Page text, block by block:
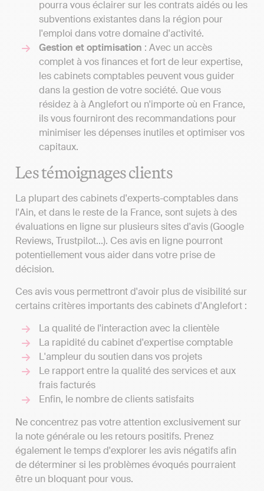
pourra vous éclairer sur les contrats aidés ou les
subventions existantes dans la région pour
l'emploi dans votre domaine d'activité.
Gestion et optimisation : Avec un accès
complet à vos finances et fort de leur expertise,
les cabinets comptables peuvent vous guider
dans la gestion de votre société. Que vous
résidez à à Anglefort ou n'importe où en France,
ils vous fourniront des recommandations pour
minimiser les dépenses inutiles et optimiser vos
capitaux.
Les témoignages clients
La plupart des cabinets d'experts-comptables dans
l'Ain, et dans le reste de la France, sont sujets à des
évaluations en ligne sur plusieurs sites d'avis (Google
Reviews, Trustpilot...). Ces avis en ligne pourront
potentiellement vous aider dans votre prise de
décision.
Ces avis vous permettront d'avoir plus de visibilité sur
certains critères importants des cabinets d'Anglefort :
La qualité de l'interaction avec la clientèle
La rapidité du cabinet d'expertise comptable
L'ampleur du soutien dans vos projets
Le rapport entre la qualité des services et aux
frais facturés
Enfin, le nombre de clients satisfaits
Ne concentrez pas votre attention exclusivement sur
la note générale ou les retours positifs. Prenez
également le temps d'explorer les avis négatifs afin
de déterminer si les problèmes évoqués pourraient
être un bloquant pour vous.